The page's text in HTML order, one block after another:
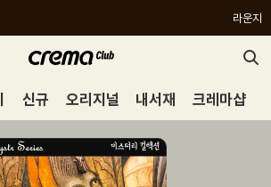
라운지
신규 오리지널 내서재 크레마샵